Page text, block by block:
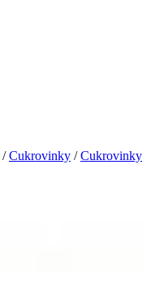
/Cukrovinky /Cukrovinky